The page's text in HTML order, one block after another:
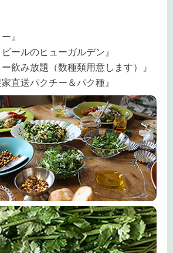
』
ールのヒューガルデン』
飲み放題（数種類用意します）』
直送パクチー＆パク種』